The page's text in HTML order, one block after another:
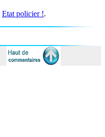
Etat policier !.